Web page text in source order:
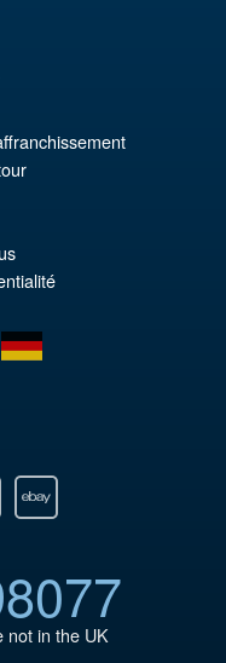
Shinji Ikari Action
in the UK